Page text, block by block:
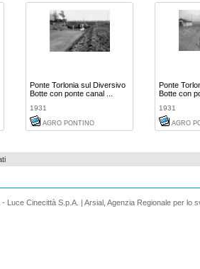
Ponte Torlonia sul Diversivo
Botte con ponte canal ...
1931
AGRO PONTINO
Ponte
Botte con
1931
AGRO
Luce Cinecittà S.p.A. | Arsial, Agenzia Regionale per